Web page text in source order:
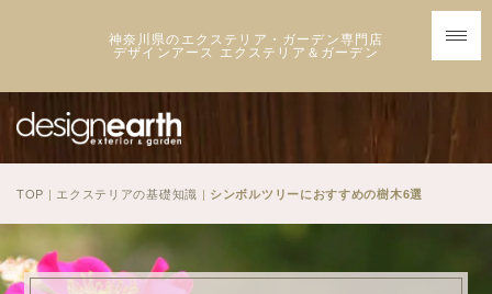
神奈川県のエクステリア・ガーデン専門店
デザインアース エクステリア＆ガーデン
TOP | エクステリアの基礎知識 | シンボルツリーにおすすめの樹木6選